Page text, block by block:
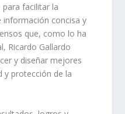
para facilitar la
información concisa y
que, como lo ha
Ricardo Gallardo
y diseñar mejores
y protección de la